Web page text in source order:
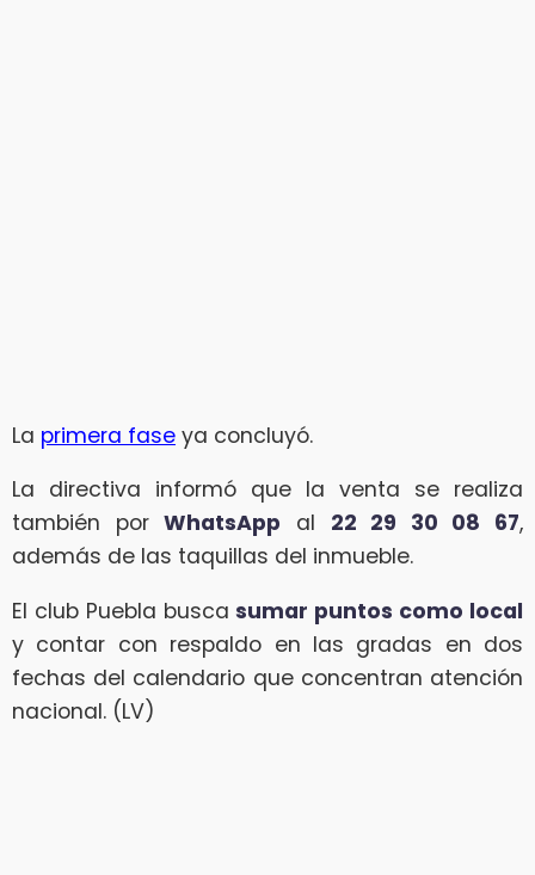
La primera fase ya concluyó.
La directiva informó que la venta se realiza
también porWhatsApp al 22 29 30 08 67,
además de las taquillas del inmueble.
El club Puebla buscasumar puntos como local
y contar con respaldo en las gradas en dos
fechas del calendario que concentran atención
nacional. (LV)